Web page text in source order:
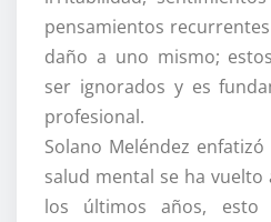
pensamientos
daño a uno mismo;
ser ignorados y es
profesional.
Solano Meléndez
salud mental se ha
los últimos años, esto